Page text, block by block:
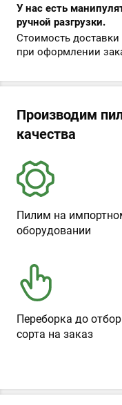
У нас есть
ручной разгрузки.
Стоимость
при оформлении
Производим
качества
Пилим на
оборудовании
Переборка до
сорта на заказ